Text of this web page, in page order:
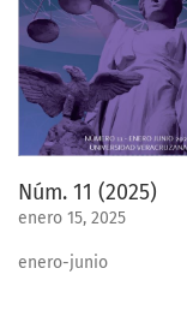
Núm. 11 (2025)
enero 15, 2025
enero-junio